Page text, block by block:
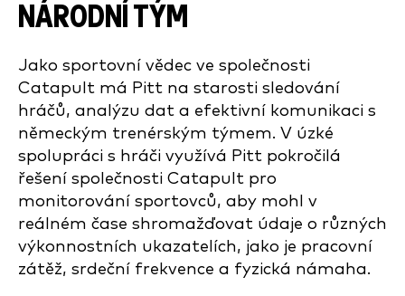
NÁRODNÍ TÝM
Jako sportovní vědec ve společnosti
Catapult má Pitt na starosti sledování
hráčů, analýzu dat a efektivní komunikaci s
německým trenérským týmem. V úzké
spolupráci s hráči využívá Pitt pokročilá
řešení společnosti Catapult pro
monitorování sportovců, aby mohl v
reálném čase shromažďovat údaje o různých
výkonnostních ukazatelích, jako je pracovní
zátěž, srdeční frekvence a fyzická námaha.